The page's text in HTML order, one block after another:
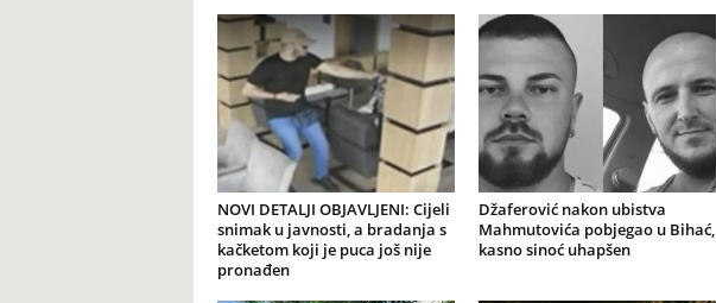
NOVI DETALJI OBJAVLJENI: Cijeli
snimak u javnosti, a bradanja s
kačketom koji je puca još nije
pronađen
Džaferović nakon ubistva
Mahmutovića pobjegao u Bihać,
kasno sinoć uhapšen